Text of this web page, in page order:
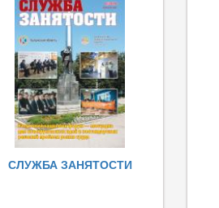
СЛУЖБА ЗАНЯТОСТИ